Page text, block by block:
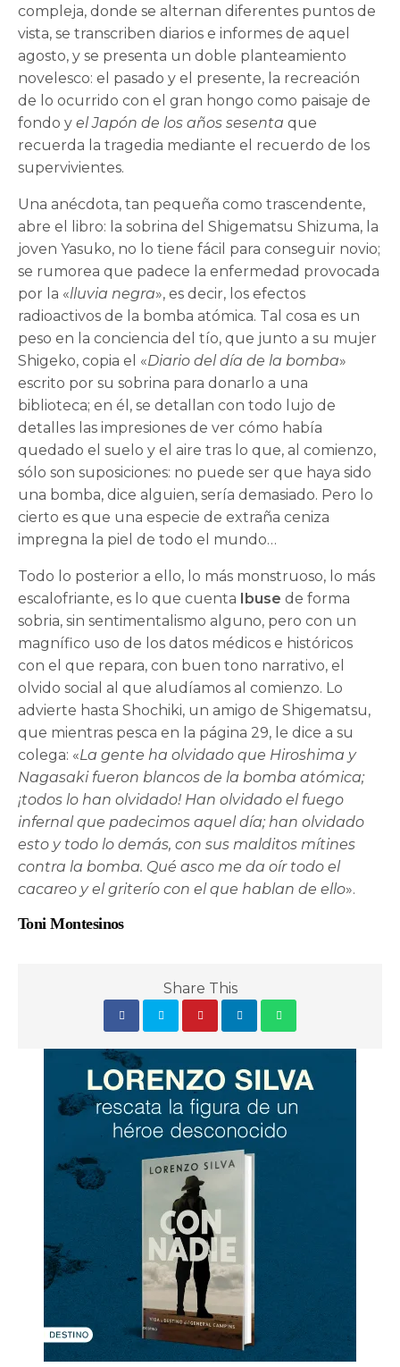
compleja, donde se alternan diferentes puntos de
vista, se transcriben diarios e informes de aquel
agosto, y se presenta un doble planteamiento
novelesco: el pasado y el presente, la recreación
de lo ocurrido con el gran hongo como paisaje de
fondo yel Japón de los años sesenta que
recuerda la tragedia mediante el recuerdo de los
supervivientes.
Una anécdota, tan pequeña como trascendente,
abre el libro: la sobrina del Shigematsu Shizuma, la
joven Yasuko, no lo tiene fácil para conseguir novio;
se rumorea que padece la enfermedad provocada
por la «lluvia negra», es decir, los efectos
radioactivos de la bomba atómica. Tal cosa es un
peso en la conciencia del tío, que junto a su mujer
Shigeko, copia el «Diario del día de la bomba»
escrito por su sobrina para donarlo a una
biblioteca; en él, se detallan con todo lujo de
detalles las impresiones de ver cómo había
quedado el suelo y el aire tras lo que, al comienzo,
sólo son suposiciones: no puede ser que haya sido
una bomba, dice alguien, sería demasiado. Pero lo
cierto es que una especie de extraña ceniza
impregna la piel de todo el mundo…
Todo lo posterior a ello, lo más monstruoso, lo más
escalofriante, es lo que cuenta Ibuse de forma
sobria, sin sentimentalismo alguno, pero con un
magnífico uso de los datos médicos e históricos
con el que repara, con buen tono narrativo, el
olvido social al que aludíamos al comienzo. Lo
advierte hasta Shochiki, un amigo de Shigematsu,
que mientras pesca en la página 29, le dice a su
colega: «La gente ha olvidado que Hiroshima y
Nagasaki fueron blancos de la bomba atómica;
¡todos lo han olvidado! Han olvidado el fuego
infernal que padecimos aquel día; han olvidado
esto y todo lo demás, con sus malditos mítines
contra la bomba. Qué asco me da oír todo el
cacareo y el griterío con el que hablan de ello».
Toni Montesinos
Share This